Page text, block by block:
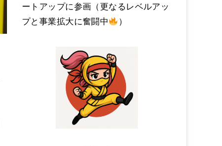
ートアップに参画（更なるレベルアッ
プと事業拡大に奮闘中
）